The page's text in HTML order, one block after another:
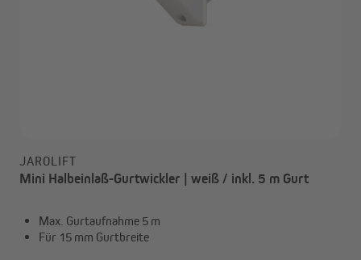
JAROLIFT
Mini Halbeinlaß-Gurtwickler | weiß / inkl. 5 m Gurt
Max. Gurtaufnahme 5 m
Für 15 mm Gurtbreite